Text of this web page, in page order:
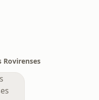
Rovirenses